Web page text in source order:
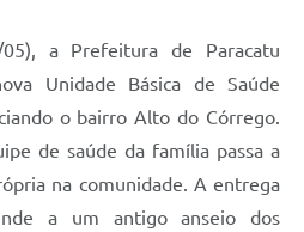
a Prefeitura de Paracatu
Unidade Básica de Saúde
o bairro Alto do Córrego.
de saúde da família passa a
na comunidade. A entrega
a um antigo anseio dos